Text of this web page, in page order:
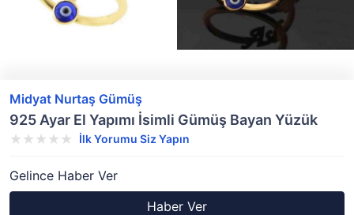
Midyat Nurtaş Gümüş
925 Ayar El Yapımı İsimli Gümüş Bayan Yüzük
İlk Yorumu Siz Yapın
Gelince Haber Ver
Haber Ver